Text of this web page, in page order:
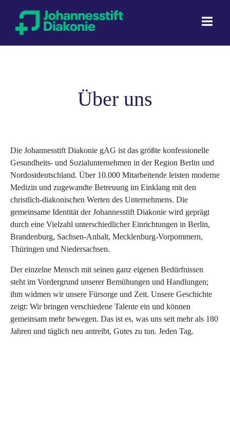
Über uns
Die Johannesstift Diakonie gAG ist das größte konfessionelle
Gesundheits- und Sozialunternehmen in der Region Berlin und
Nordostdeutschland. Über 10.000 Mitarbeitende leisten moderne
Medizin und zugewandte Betreuung im Einklang mit den
christlich-diakonischen Werten des Unternehmens. Die
gemeinsame Identität der Johannesstift Diakonie wird geprägt
durch eine Vielzahl unterschiedlicher Einrichtungen in Berlin,
Brandenburg, Sachsen-Anhalt, Mecklenburg-Vorpommern,
Thüringen und Niedersachsen.
Der einzelne Mensch mit seinen ganz eigenen Bedürfnissen
steht im Vordergrund unserer Bemühungen und Handlungen;
ihm widmen wir unsere Fürsorge und Zeit. Unsere Geschichte
zeigt: Wir bringen verschiedene Talente ein und können
gemeinsam mehr bewegen. Das ist es, was uns seit mehr als 180
Jahren und täglich neu antreibt, Gutes zu tun. Jeden Tag.